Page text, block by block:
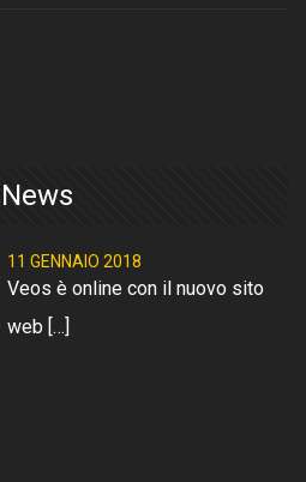
News
11 GENNAIO 2018
Veos è online con il nuovo sito
web […]